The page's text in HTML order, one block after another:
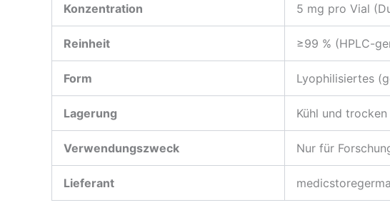
Konzentration 5 mg pro Vial
Reinheit ≥99 % (HPLC-
Form Lyophilisiertes
Lagerung Kühl und
Verwendungszweck Nur für
Lieferant